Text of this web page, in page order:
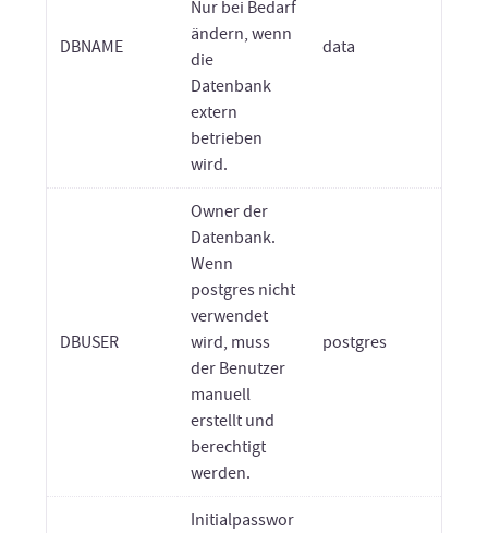
DBNAME
Nur bei Bedarf
ändern, wenn
die
Datenbank
extern
betrieben
wird.
data
DBUSER
Owner der
Datenbank.
Wenn
postgres nicht
verwendet
wird, muss
der Benutzer
manuell
erstellt und
berechtigt
werden.
postgres
Initialpasswor